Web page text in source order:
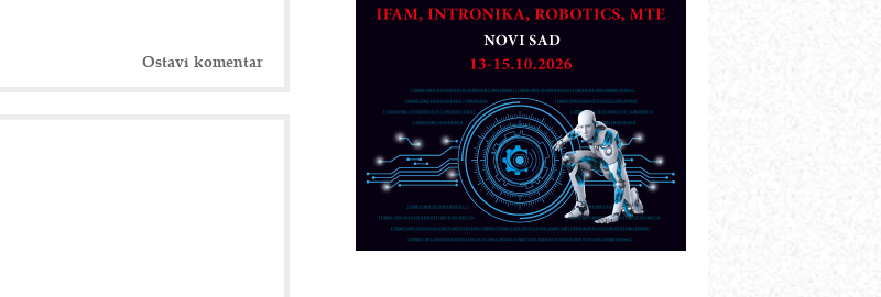
Ostavi komentar
Razvoj asortimanskog pravca MINI-
PLC AKYTEC
dostupan u Srbiji
MOTOMAN – NEXT-Robotika vođena
veštačkom inteligencijom
I.SAFE MOBILE revolucioniše
industrijsku automatizaciju
pionirskimmobile operator PANEL-OM